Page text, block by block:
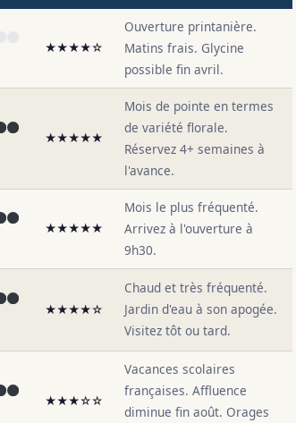
★★★★☆
Ouverture printanière.
Matins frais. Glycine
possible fin avril.
★★★★★
Mois de pointe en termes
de variété florale.
Réservez 4+ semaines à
l'avance.
★★★★★
Mois le plus fréquenté.
Arrivez à l'ouverture à
9h30.
★★★★☆
Chaud et très fréquenté.
Jardin d'eau à son apogée.
Visitez tôt ou tard.
★★★☆☆
Vacances scolaires
françaises. Affluence
diminue fin août. Orages